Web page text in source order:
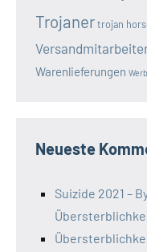
Trojanertrojan
Warenlieferungen
Neueste
Suizide 2021 –